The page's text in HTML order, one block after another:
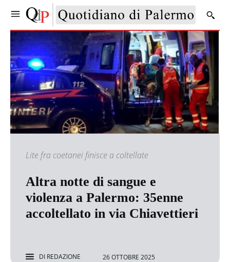
Lite fra coetanei finisce a coltellate
Altra notte di sangue e
violenza a Palermo: 35enne
accoltellato in via Chiavettieri
DI REDAZIONE 26 OTTOBRE 2025